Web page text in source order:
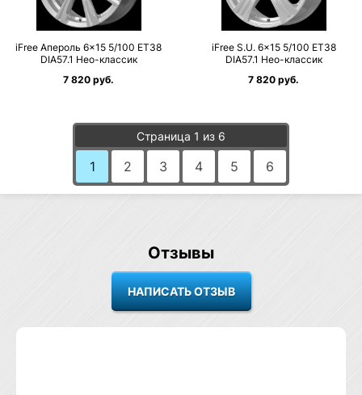
iFree Апероль 6×15 5/100 ET38
DIA57.1 Нео-классик
7 820 руб.
iFree S.U. 6×15 5/100 ET38
DIA57.1 Нео-классик
7 820 руб.
Страница 1 из 6
1 2 3 4 5 6
Отзывы